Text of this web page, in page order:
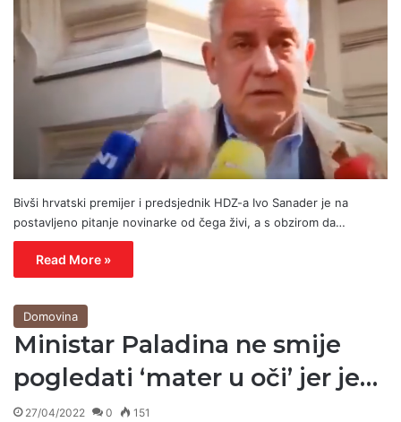
Bivši hrvatski premijer i predsjednik HDZ-a Ivo Sanader je na
postavljeno pitanje novinarke od čega živi, a s obzirom da…
Read More »
Domovina
Ministar Paladina ne smije
pogledati ‘mater u oči’ jer je…
27/04/2022 0 151